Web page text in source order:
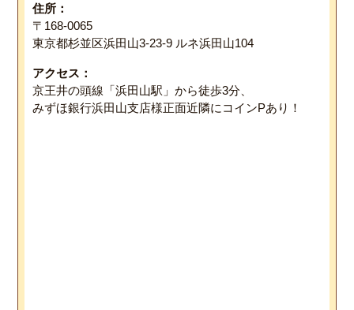
住所：
〒168-0065
東京都杉並区浜田山3-23-9 ルネ浜田山104
アクセス：
京王井の頭線「浜田山駅」から徒歩3分、
みずほ銀行浜田山支店様正面近隣にコインPあり！